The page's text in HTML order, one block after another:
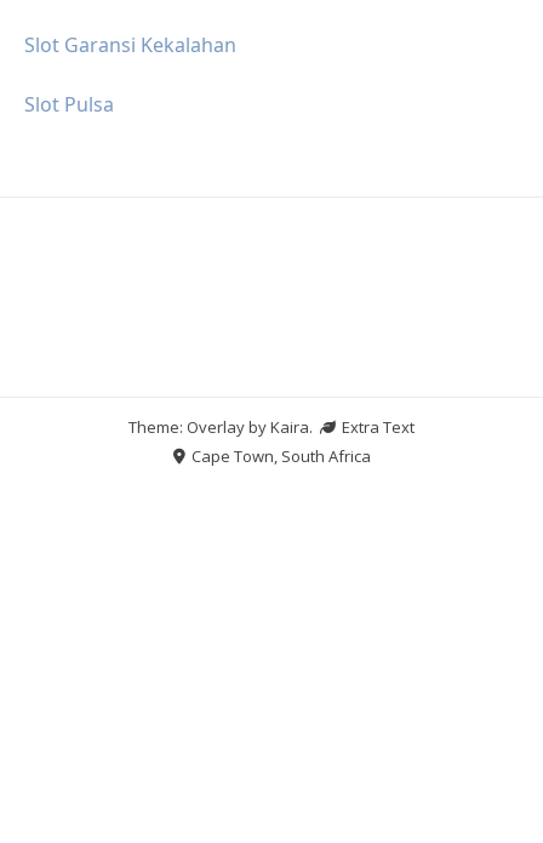
Slot Garansi Kekalahan
Slot Pulsa
Theme: Overlay byKaira.
Extra Text
Cape Town, South Africa